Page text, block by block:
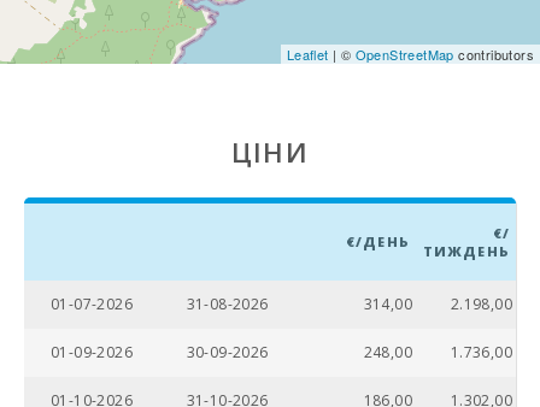
ПАРК МАЙОРКА
ДЖУНГЛІ (км):
Пляж Кан
Leaflet | © OpenStreetMap contributors
ЦІНИ
€/ДЕНЬ
€/
ТИЖДЕНЬ
01-07-2026 31-08-2026 314,00 2.198,00
01-09-2026 30-09-2026 248,00 1.736,00
01-10-2026 31-10-2026 186,00 1.302,00